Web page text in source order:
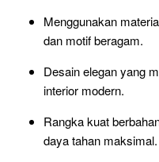
Menggunakan
dan motif beragam.
Desain elegan yang
interior modern.
Rangka kuat
daya tahan maksimal.